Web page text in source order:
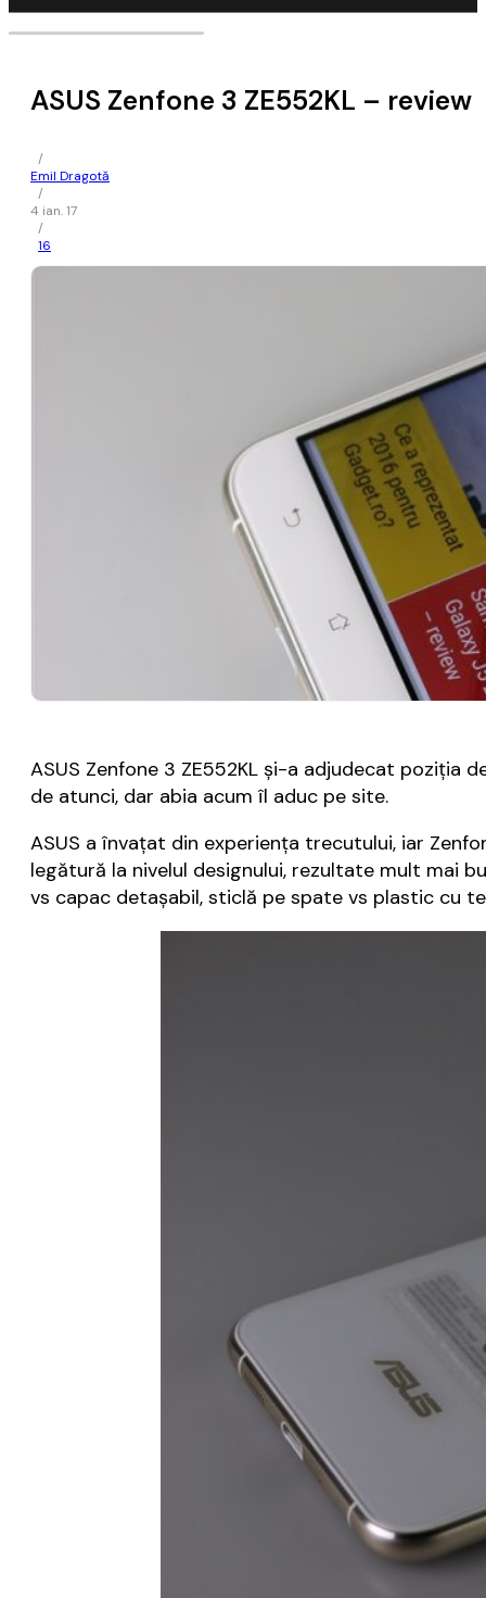
ASUS Zenfone 3 ZE552KL – review
/
Emil Dragotă
/
4 ian. 17
/
16
ASUS Zenfone 3 ZE552KL și-a adjudecat poziția
de atunci, dar abia acum îl aduc pe site.
ASUS a învațat din experiența trecutului, iar
legătură la nivelul designului, rezultate mult mai
vs capac detașabil, sticlă pe spate vs plastic cu